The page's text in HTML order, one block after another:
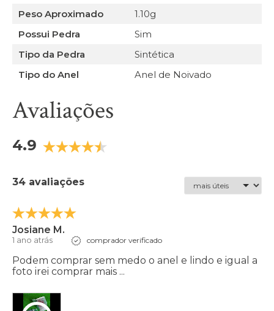
Peso Aproximado
1.10g
Possui Pedra
Sim
Tipo da Pedra
Sintética
Tipo do Anel
Anel de Noivado
Avaliações
4.9
34 avaliações
Josiane M.
1 ano atrás comprador verificado
Podem comprar sem medo o anel e lindo e igual a
foto irei comprar mais ...